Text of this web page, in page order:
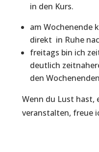
in den Kurs.
am Wochenende
direkt in Ruhe
freitags bin ich
deutlich
den Wochenenden
Wenn du Lust hast,
veranstalten, freue